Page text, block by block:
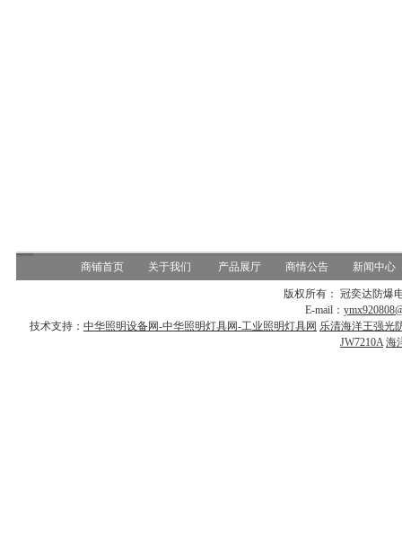
商铺首页 关于我们 产品展厅 商情公告 新闻中心
版权所有： 冠奕达防爆
E-mail：
技术支持： 中华照明设备网-中华照明灯具网-工业照明灯具网 乐清海洋王强光
JW7210A 海